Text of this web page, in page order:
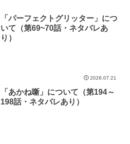
「パーフェクトグリッター」につ
いて（第69~70話・ネタバレあ
り）
2026.07.21
「あかね噺」について（第194～
198話・ネタバレあり）